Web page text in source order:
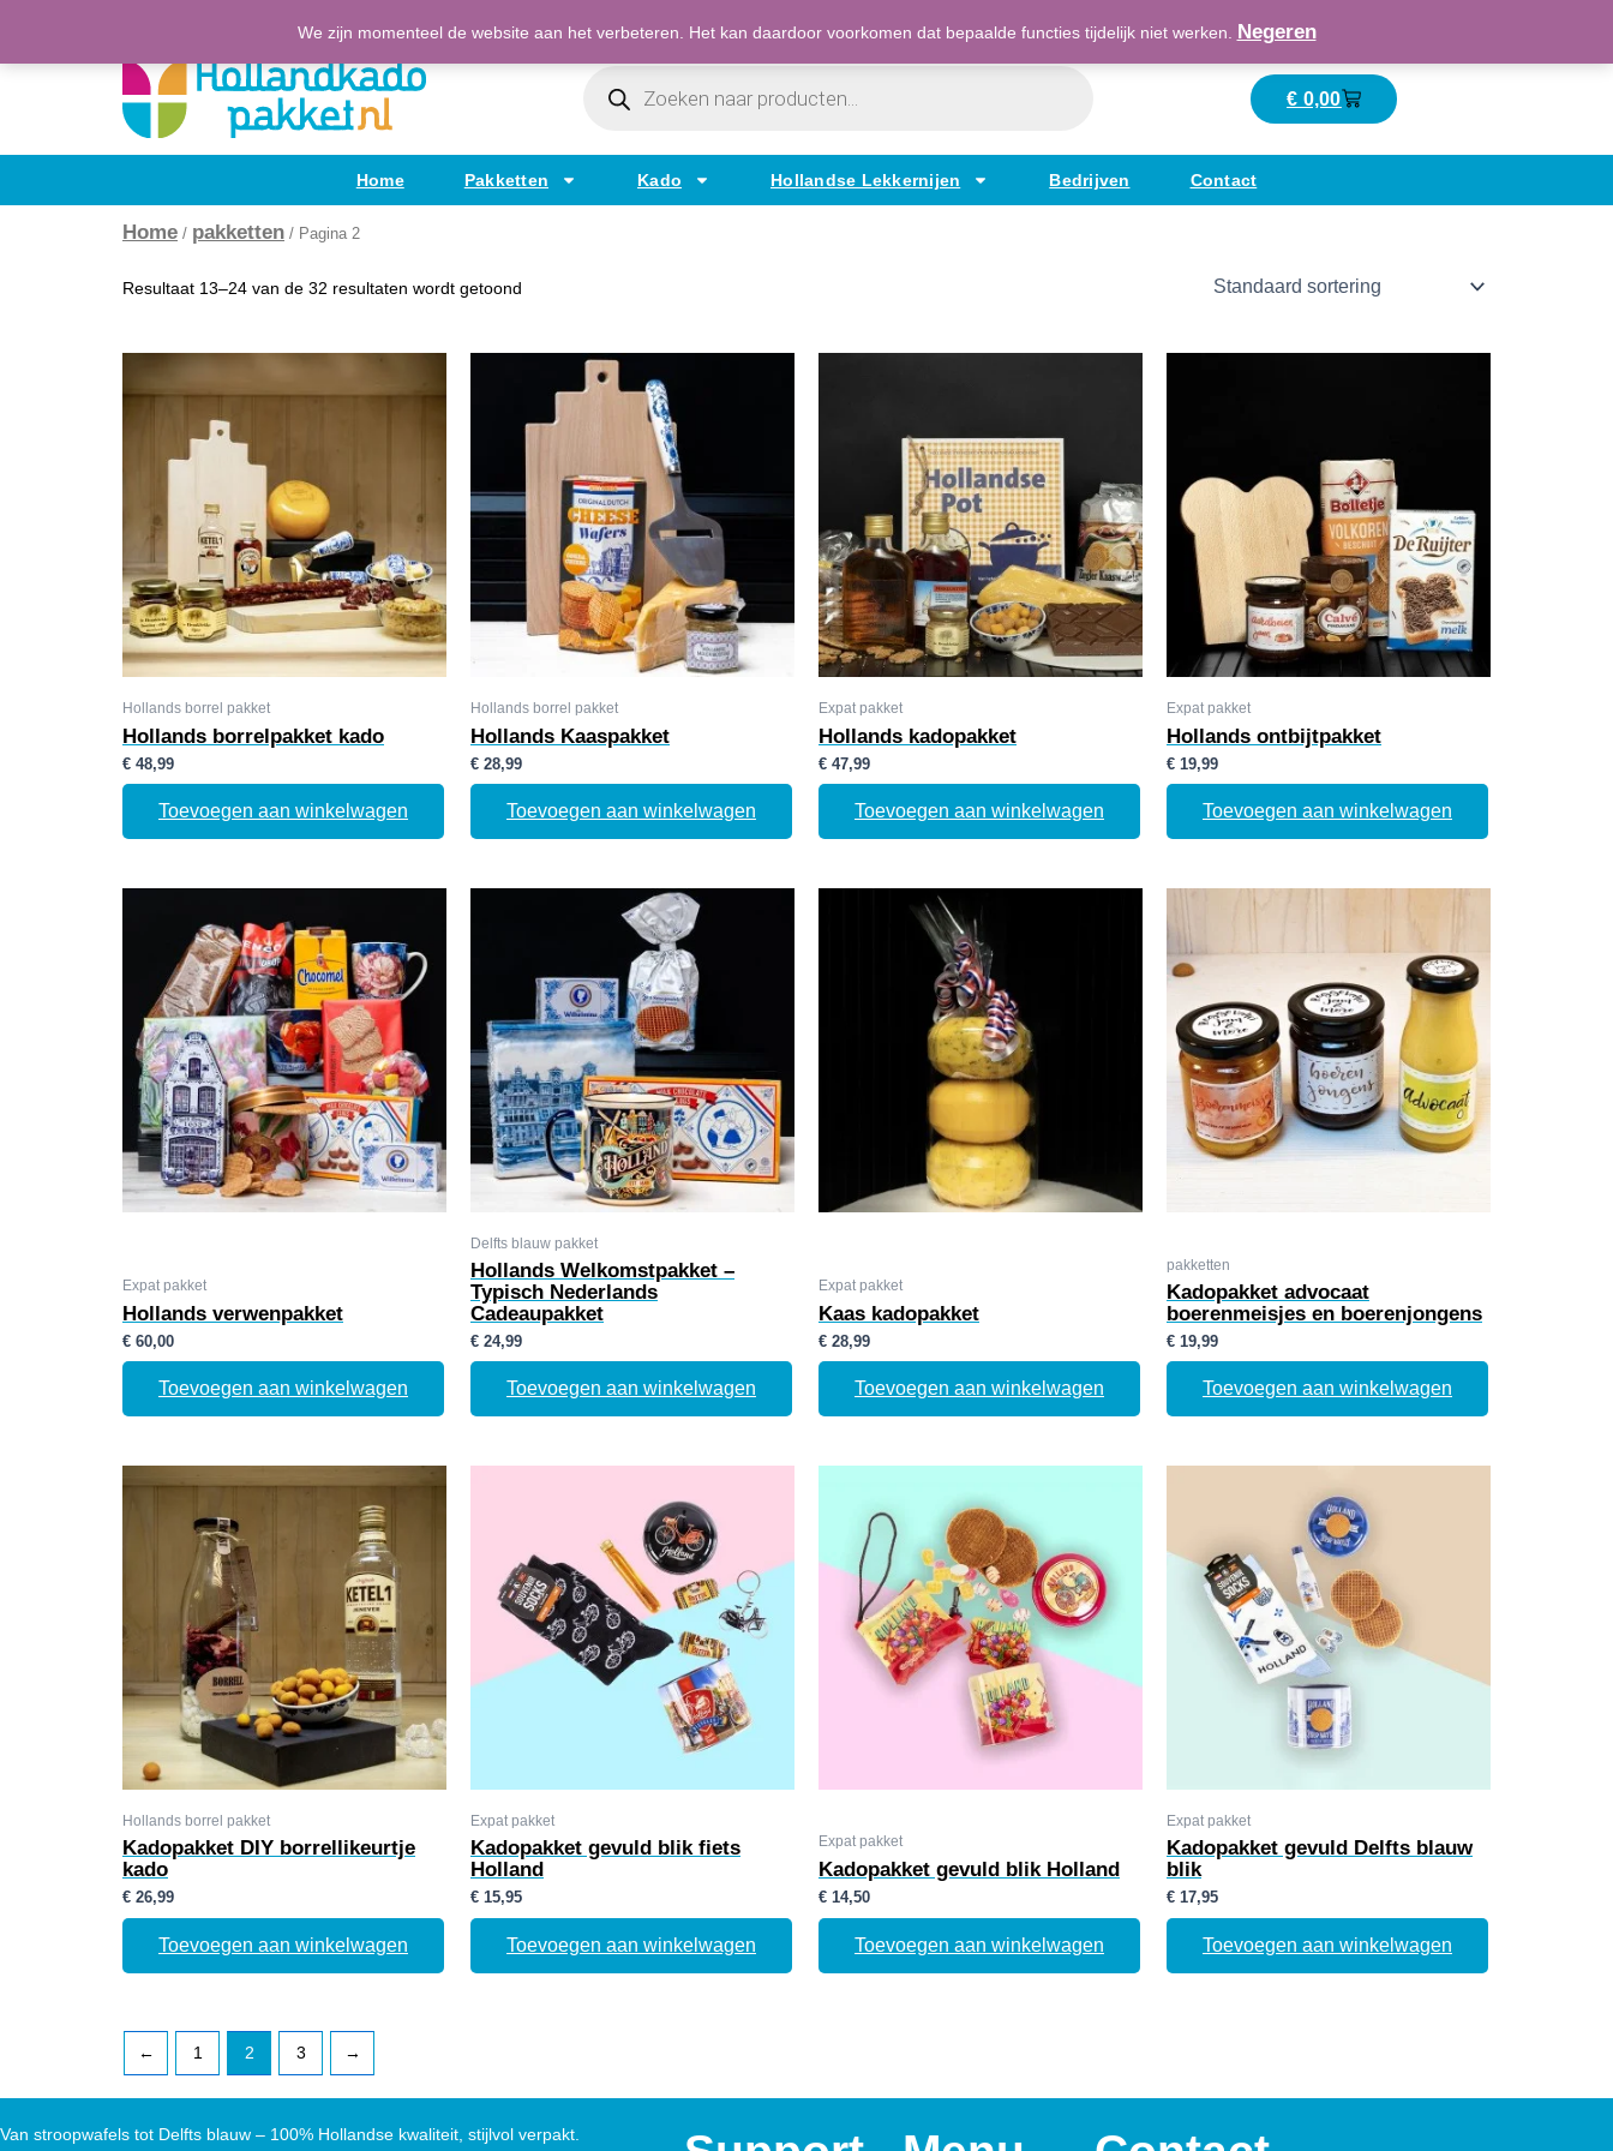
We zijn momenteel de website aan het verbeteren. Het kan daardoor voorkomen dat bepaalde functies tijdelijk niet werken. Negeren
(H)Eerlijke Hollandse producten Bestellen op factuur mogelijk voor bedrijven
Maatschappelijk verantwoord ondernemend
Producten
€ 0,00Winkelwagen
Home Pakketten Kado Hollandse Lekkernijen Bedrijven Contact
Home / pakketten / Pagina 2
Resultaat 13–24 van de 32 resultaten wordt getoond
Hollands borrel pakket
Hollands borrelpakket kado
€ 48,99
Toevoegen aan winkelwagen
Hollands borrel pakket
Hollands Kaaspakket
€ 28,99
Toevoegen aan winkelwagen
Expat pakket
Hollands kadopakket
€ 47,99
Toevoegen aan winkelwagen
Expat pakket
Hollands ontbijtpakket
€ 19,99
Toevoegen aan winkelwagen
Expat pakket
Hollands verwenpakket
€ 60,00
Toevoegen aan winkelwagen
Delfts blauw pakket
Hollands Welkomstpakket –
Typisch Nederlands
Cadeaupakket
€ 24,99
Toevoegen aan winkelwagen
Expat pakket
Kaas kadopakket
€ 28,99
Toevoegen aan winkelwagen
pakketten
Kadopakket advocaat
boerenmeisjes en boerenjongens
€ 19,99
Toevoegen aan winkelwagen
Hollands borrel pakket
Kadopakket DIY borrellikeurtje
kado
€ 26,99
Toevoegen aan winkelwagen
Expat pakket
Kadopakket gevuld blik fiets
Holland
€ 15,95
Toevoegen aan winkelwagen
Expat pakket
Kadopakket gevuld blik Holland
€ 14,50
Toevoegen aan winkelwagen
Expat pakket
Kadopakket gevuld Delfts blauw
blik
€ 17,95
Toevoegen aan winkelwagen
← 1 2 3 →
Van stroopwafels tot Delfts blauw – 100% Hollandse kwaliteit, stijlvol verpakt.